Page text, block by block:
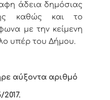
άδεια δημόσιας
καθώς και το
με την κείμενη
υπέρ του Δήμου.
αύξοντα αριθμό
/2017.